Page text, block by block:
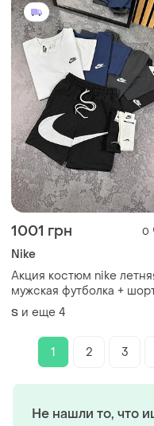
1001 грн 0
Nike
Акция костюм nike
мужская футболка +
найк s / m / l / xl / xxl
S и еще 4
1 2 3
Не нашли то, что